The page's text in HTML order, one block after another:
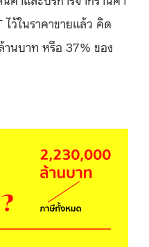
ไว้ในราคาขายแล้ว คิด
านบาท หรือ 37% ของ